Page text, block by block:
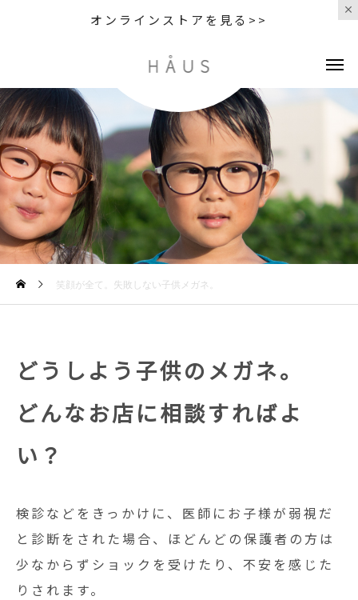
オンラインストアを見る>>
笑顔が全て。失敗しない子供メガネ。
どうしよう子供のメガネ。
どんなお店に相談すればよ
い？
検診などをきっかけに、医師にお子様が弱視だ
と診断をされた場合、ほどんどの保護者の方は
少なからずショックを受けたり、不安を感じた
りされます。